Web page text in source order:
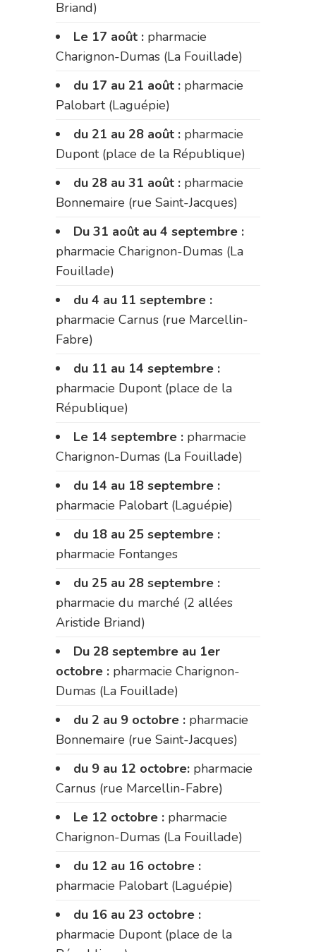
Briand)
Le 17 août : pharmacie
Charignon-Dumas (La Fouillade)
du 17 au 21 août : pharmacie
Palobart (Laguépie)
du 21 au 28 août : pharmacie
Dupont (place de la République)
du 28 au 31 août : pharmacie
Bonnemaire (rue Saint-Jacques)
Du 31 août au 4 septembre :
pharmacie Charignon-Dumas (La
Fouillade)
du 4 au 11 septembre :
pharmacie Carnus (rue Marcellin-
Fabre)
du 11 au 14 septembre :
pharmacie Dupont (place de la
République)
Le 14 septembre : pharmacie
Charignon-Dumas (La Fouillade)
du 14 au 18 septembre :
pharmacie Palobart (Laguépie)
du 18 au 25 septembre :
pharmacie Fontanges
du 25 au 28 septembre :
pharmacie du marché (2 allées
Aristide Briand)
Du 28 septembre au 1er
octobre : pharmacie Charignon-
Dumas (La Fouillade)
du 2 au 9 octobre : pharmacie
Bonnemaire (rue Saint-Jacques)
du 9 au 12 octobre: pharmacie
Carnus (rue Marcellin-Fabre)
Le 12 octobre : pharmacie
Charignon-Dumas (La Fouillade)
du 12 au 16 octobre :
pharmacie Palobart (Laguépie)
du 16 au 23 octobre :
pharmacie Dupont (place de la